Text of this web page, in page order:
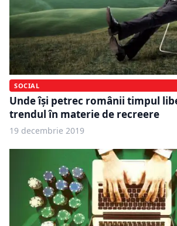
SOCIAL
Unde își petrec românii timpul
trendul în materie de recreere
19 decembrie 2019